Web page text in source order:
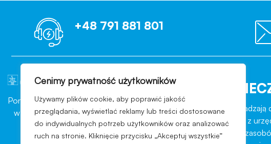
Cenimy prywatność użytkowników
Używamy plików cookie, aby poprawić jakość
przeglądania, wyświetlać reklamy lub treści dostosowane
do indywidualnych potrzeb użytkowników oraz analizować
ruch na stronie. Kliknięcie przycisku „Akceptuj wszystkie”
+48 791 881 801
Ponad 10 lat doświadczenia
w branży konsultingowej
sektora przemysłu
kosmetycznego
OCENIAMY
Każdego dnia nasi Klienci
pomyślnie przechodzą kontrole z
branży, indywidualny warsztat